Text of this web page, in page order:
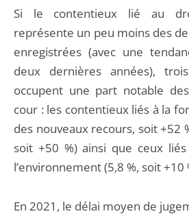
Si le contentieux lié au
représente un peu moins des
enregistrées (avec une
deux dernières années),
occupent une part notable
cour : les contentieux liés à la
des nouveaux recours, soit +52
soit +50 %) ainsi que ceux
l’environnement (5,8 %, soit +10
En 2021, le délai moyen de